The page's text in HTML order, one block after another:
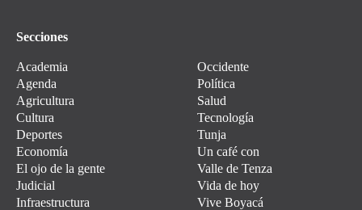
Secciones
Academia
Agenda
Agricultura
Cultura
Deportes
Economía
El ojo de la gente
Judicial
Infraestructura
Occidente
Política
Salud
Tecnología
Tunja
Un café con
Valle de Tenza
Vida de hoy
Vive Boyacá